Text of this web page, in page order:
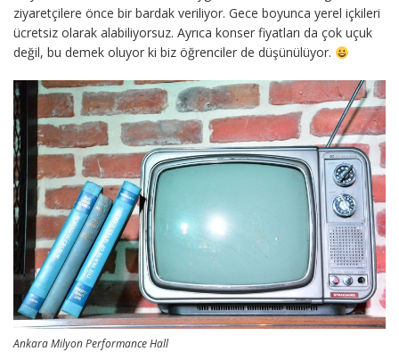
ziyaretçilere önce bir bardak veriliyor. Gece boyunca yerel içkileri
ücretsiz olarak alabiliyorsuz. Ayrıca konser fiyatları da çok uçuk
değil, bu demek oluyor ki biz öğrenciler de düşünülüyor.
Ankara Milyon Performance Hall